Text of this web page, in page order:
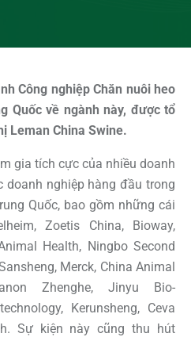
Công nghiệp Chăn nuôi heo
Quốc về ngành này, được tổ
Leman China Swine.
gia tích cực của nhiều doanh
doanh nghiệp hàng đầu trong
Quốc, bao gồm những cái
Zoetis China, Bioway,
Health, Ningbo Second
Merck, China Animal
Zhenghe, Jinyu Bio-
Kerunsheng, Ceva
Sự kiện này cũng thu hút